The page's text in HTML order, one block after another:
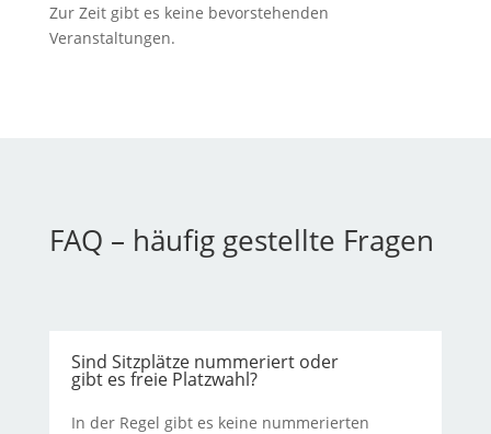
Zur Zeit gibt es keine bevorstehenden
Veranstaltungen.
FAQ – häufig gestellte Fragen
Sind Sitzplätze nummeriert oder
gibt es freie Platzwahl?
In der Regel gibt es keine nummerierten